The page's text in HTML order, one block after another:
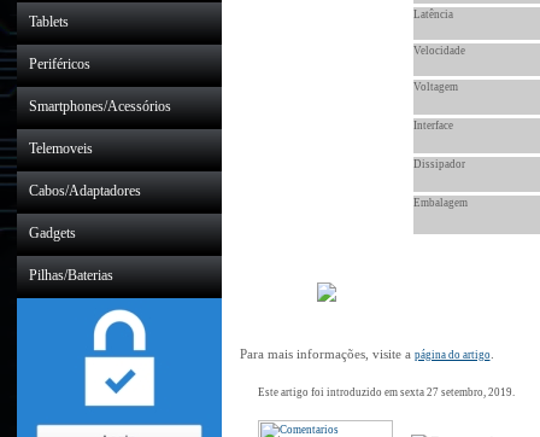
Tablets
Periféricos
Smartphones/Acessórios
Telemoveis
Cabos/Adaptadores
Gadgets
Pilhas/Baterias
Latência
Velocidade
Voltagem
Interface
Dissipador
Embalagem
Para mais informações, visite a página do artigo.
Este artigo foi introduzido em sexta 27 setembro, 2019.